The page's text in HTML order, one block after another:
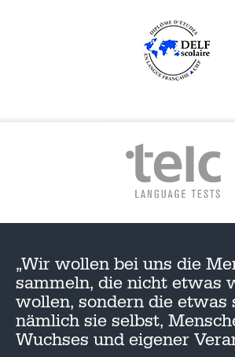
„Wir wollen bei uns die
sammeln, die nicht etwas
wollen, sondern die etwas
nämlich sie selbst,
Wuchses und eigener